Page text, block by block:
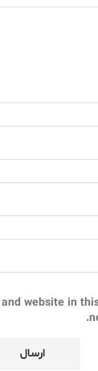
website in